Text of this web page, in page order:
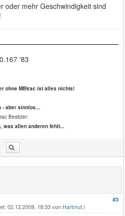
oder mehr Geschwindigkeit sind
'83
ohne MBtrac ist alles nichts!
- aber sinnlos...
Besitzer:
was allen anderen fehlt...
#3
02.12.2009, 18:33 von Hartmut.)